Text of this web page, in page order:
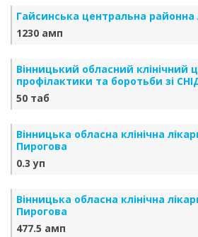
Гайсинська центральна районна
1230 амп
Вінницький обласний клінічний
профілактики та боротьби зі
50 таб
Вінницька обласна клінічна
Пирогова
0.3 уп
Вінницька обласна клінічна
Пирогова
477.5 амп